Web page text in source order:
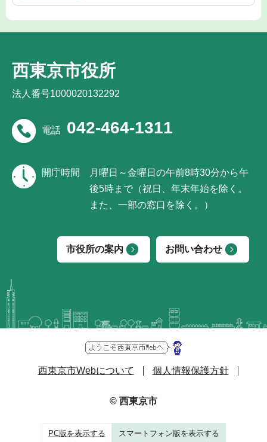
西東京市役所
法人番号1000020132292
電話 042-464-1311
開庁時間
月曜日～金曜日の午前8時30分から午
後5時まで（祝日、年末年始を除く。
また、一部の窓口を除く。）
市役所の案内 お問い合わせ
西東京市Webについて 個人情報保護方針
© 西東京市
PC版を表示する スマートフォン版を表示する